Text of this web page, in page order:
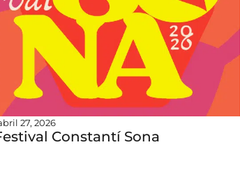
27, 2026
Constantí Sona